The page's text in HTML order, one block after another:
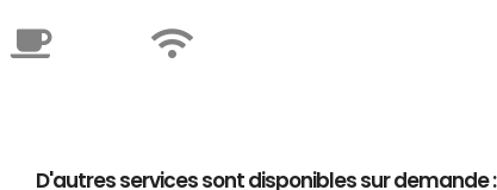
D'autres services sont disponibles sur demande :